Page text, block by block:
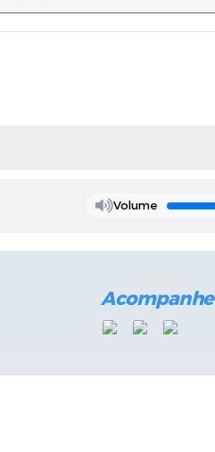
Volume
Acompanhe